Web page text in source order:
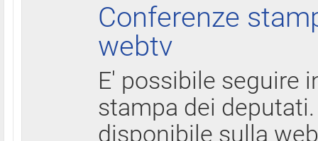
Conferenze
webtv
E' possibile seguire
stampa dei
disponibile sulla